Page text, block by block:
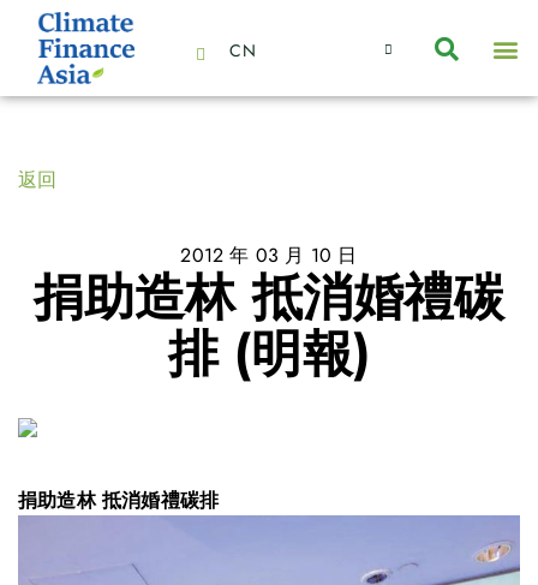
CN
返回
2012 年 03 月 10 日
捐助造林 抵消婚禮碳
排 (明報)
捐助造林 抵消婚禮碳排